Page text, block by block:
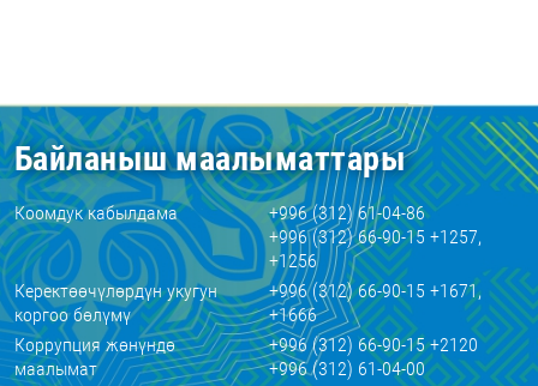
Байланыш маалыматтары
Коомдук кабылдама
+996 (312) 61-04-86
+996 (312) 66-90-15 +1257,
+1256
Керектөөчүлөрдүн укугун
коргоо бөлүмү
+996 (312) 66-90-15 +1671,
+1666
Коррупция жөнүндө
маалымат
+996 (312) 66-90-15 +2120
+996 (312) 61-04-00